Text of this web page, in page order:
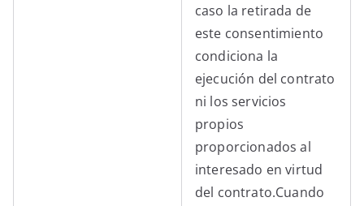
caso la retirada de
este consentimiento
condiciona la
ejecución del contrato
ni los servicios
propios
proporcionados al
interesado en virtud
del contrato.Cuando